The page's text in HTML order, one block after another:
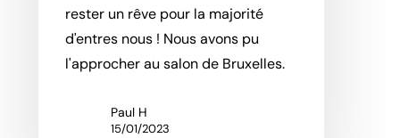
rester un rêve pour la majorité
d'entres nous ! Nous avons pu
l'approcher au salon de Bruxelles.
Paul H
15/01/2023